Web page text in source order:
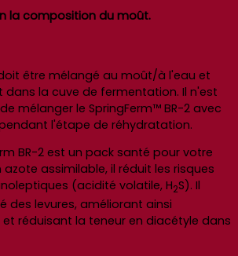
la composition du moût.
être mélangé au moût/à l'eau et
la cuve de fermentation. Il n'est
mélanger le SpringFerm™ BR-2 avec
l'étape de réhydratation.
BR-2 est un pack santé pour votre
azote assimilable, il réduit les risques
(acidité volatile, H2S). Il
des levures, améliorant ainsi
réduisant la teneur en diacétyle dans